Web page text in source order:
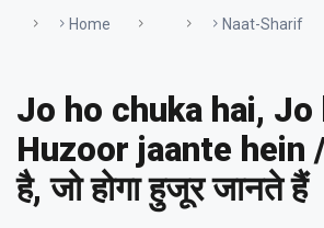
Home Naat-Sharif
Jo ho chuka hai, Jo
Huzoor jaante hein /
है, जो होगा हुजूर जानते हैं